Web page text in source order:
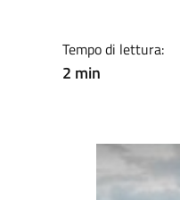
Tempo di lettura:
2 min